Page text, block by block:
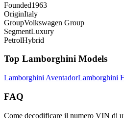
Founded1963
OriginItaly
GroupVolkswagen Group
SegmentLuxury
PetrolHybrid
Top Lamborghini Models
Lamborghini AventadorLamborghini
FAQ
Come decodificare il numero VIN di